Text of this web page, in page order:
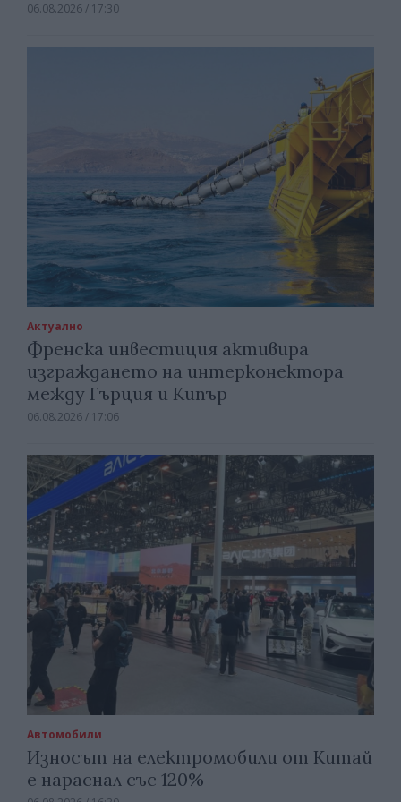
06.08.2026 / 17:30
Актуално
Френска инвестиция активира
изграждането на интерконектора
между Гърция и Кипър
06.08.2026 / 17:06
Автомобили
Износът на електромобили от Китай
е нараснал със 120%